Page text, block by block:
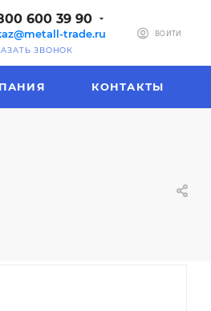
600 39 90
trade.ru
ЗВОНОК
ВОЙТИ
КОНТАКТЫ